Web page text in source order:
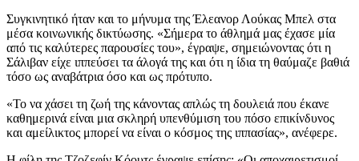
Συγκινητικό ήταν και το μήνυμα της Έλεανορ Λούκας Μπελ στα
μέσα κοινωνικής δικτύωσης. «Σήμερα το άθλημά μας έχασε μία
από τις καλύτερες παρουσίες του», έγραψε, σημειώνοντας ότι η
Σάλιβαν είχε ιππεύσει τα άλογά της και ότι η ίδια τη θαύμαζε βαθιά
τόσο ως αναβάτρια όσο και ως πρότυπο.
«Το να χάσει τη ζωή της κάνοντας απλώς τη δουλειά που έκανε
καθημερινά είναι μια σκληρή υπενθύμιση του πόσο επικίνδυνος
και αμείλικτος μπορεί να είναι ο κόσμος της ιππασίας», ανέφερε.